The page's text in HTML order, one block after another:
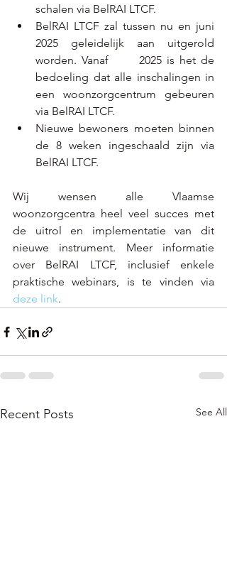
schalen via BelRAI LTCF.
BelRAI LTCF zal tussen nu en juni
2025 geleidelijk aan uitgerold
worden. Vanaf      2025 is het de
bedoeling dat alle inschalingen in
een woonzorgcentrum gebeuren
via BelRAI LTCF.
Nieuwe bewoners moeten binnen
de 8 weken ingeschaald zijn via
BelRAI LTCF.
Wij wensen alle Vlaamse
woonzorgcentra heel veel succes met
de uitrol en implementatie van dit
nieuwe instrument. Meer informatie
over BelRAI LTCF, inclusief enkele
deze link.
Recent Posts See All